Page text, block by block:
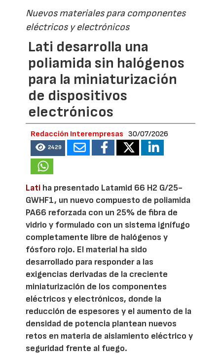
Nuevos materiales para componentes
eléctricos y electrónicos
Lati desarrolla una
poliamida sin halógenos
para la miniaturización
de dispositivos
electrónicos
Redacción Interempresas 30/07/2026
2429
Lati ha presentado Latamid 66 H2 G/25-
GWHF1, un nuevo compuesto de poliamida
PA66 reforzada con un 25% de fibra de
vidrio y formulado con un sistema ignífugo
completamente libre de halógenos y
fósforo rojo. El material ha sido
desarrollado para responder a las
exigencias derivadas de la creciente
miniaturización de los componentes
eléctricos y electrónicos, donde la
reducción de espesores y el aumento de la
densidad de potencia plantean nuevos
retos en materia de aislamiento eléctrico y
seguridad frente al fuego.